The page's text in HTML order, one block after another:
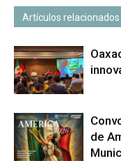
Artículos relacionados
de